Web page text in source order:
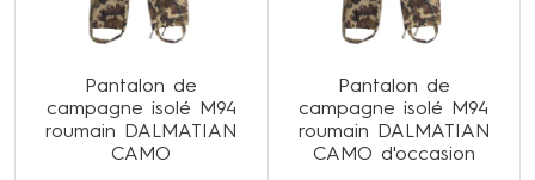
Pantalon de
campagne isolé M94
roumain DALMATIAN
CAMO
Pantalon de
campagne isolé M94
roumain DALMATIAN
CAMO d'occasion